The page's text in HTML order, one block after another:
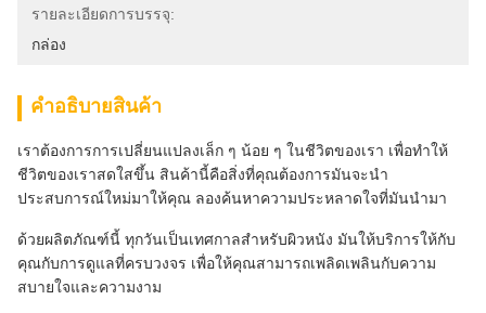
รายละเอียดการบรรจุ:
กล่อง
คําอธิบายสินค้า
เราต้องการการเปลี่ยนแปลงเล็ก ๆ น้อย ๆ ในชีวิตของเรา เพื่อทําให้
ชีวิตของเราสดใสขึ้น สินค้านี้คือสิ่งที่คุณต้องการมันจะนํา
ประสบการณ์ใหม่มาให้คุณ ลองค้นหาความประหลาดใจที่มันนํามา
ด้วยผลิตภัณฑ์นี้ ทุกวันเป็นเทศกาลสําหรับผิวหนัง มันให้บริการให้กับ
คุณกับการดูแลที่ครบวงจร เพื่อให้คุณสามารถเพลิดเพลินกับความ
สบายใจและความงาม